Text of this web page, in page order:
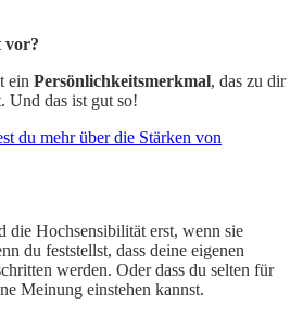
vor?
ein Persönlichkeitsmerkmal, das zu dir
Und das ist gut so!
du mehr über die Stärken von
die Hochsensibilität erst, wenn sie
du feststellst, dass deine eigenen
werden. Oder dass du selten für
Meinung einstehen kannst.